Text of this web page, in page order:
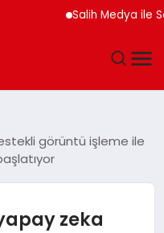
Salih Medya ile
görüntü işleme ile
zeka